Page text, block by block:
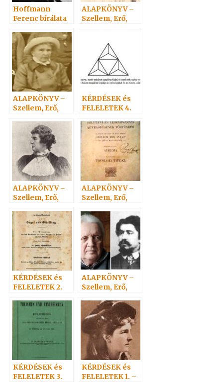
Hoffmann
Ferenc bírálata
ALAPKÖNYV –
Szellem, Erő,
ALAPKÖNYV –
Szellem, Erő,
KÉRDÉSEK és
FELELETEK 4.
Hoffmann
professzor
ALAPKÖNYV –
Szellem, Erő,
ALAPKÖNYV –
Szellem, Erő,
KÉRDÉSEK és
FELELETEK 2.
38)Hoffmann
professzor
ALAPKÖNYV –
Szellem, Erő,
KÉRDÉSEK és
FELELETEK 3.
KÉRDÉSEK és
FELELETEK 1. –